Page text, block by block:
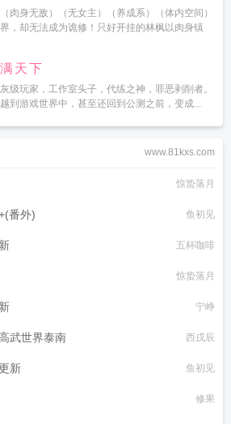
（肉身无敌）（无女主）（养成系）（体内空间）
，却无法成为诡修！只好开挂的林枫以肉身镇
天下
级玩家，工作室头子，代练之神，罪恶剥削者。
到游戏世界中，甚至还回到公测之前，变成...
www.81kxs.com
惊蛰落月
番外) 鱼初见
五杯咖啡
惊蛰落月
宁峥
武世界泰南 西戌辰
新 鱼初见
修果